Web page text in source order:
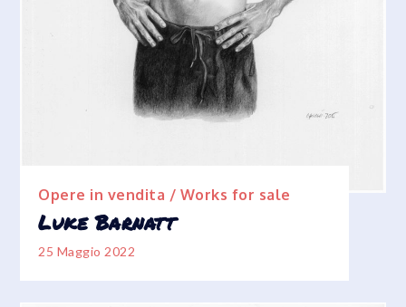
Opere in vendita / Works for sale
Luke Barnatt
25 Maggio 2022